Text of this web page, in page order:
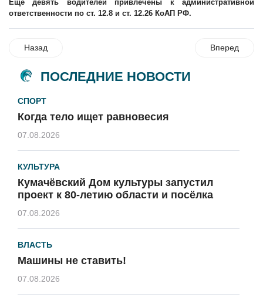
Ещё девять водителей привлечены к административной
ответственности по ст. 12.8 и ст. 12.26 КоАП РФ.
Назад Вперед
ПОСЛЕДНИЕ НОВОСТИ
СПОРТ
Когда тело ищет равновесия
07.08.2026
КУЛЬТУРА
Кумачёвский Дом культуры запустил
проект к 80-летию области и посёлка
07.08.2026
ВЛАСТЬ
Машины не ставить!
07.08.2026